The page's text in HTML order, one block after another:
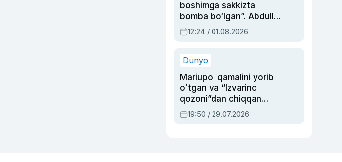
boshimga sakkizta
bomba bo‘lgan”. Abdulla
Oripovni siyosiy
ayblovlardan asrab
12:24 / 01.08.2026
Dunyo
Mariupol qamalini yorib
oʻtgan va “Izvarino
qozoni”dan chiqqan
qahramon — Ukraina
armiyasi bosh
19:50 / 29.07.2026